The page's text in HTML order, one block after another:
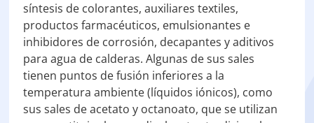
síntesis de colorantes, auxiliares textiles,
productos farmacéuticos, emulsionantes e
inhibidores de corrosión, decapantes y aditivos
para agua de calderas. Algunas de sus sales
tienen puntos de fusión inferiores a la
temperatura ambiente (líquidos iónicos), como
sus sales de acetato y octanoato, que se utilizan